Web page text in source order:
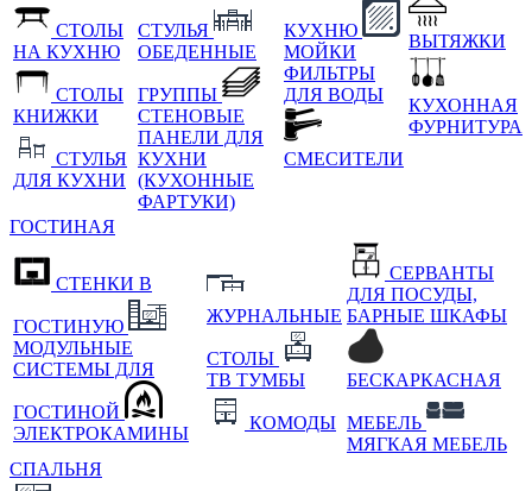
СТОЛЫ
НА КУХНЮ
СТОЛЫ
КНИЖКИ
СТУЛЬЯ
ДЛЯ КУХНИ
СТУЛЬЯ
ОБЕДЕННЫЕ
ГРУППЫ
СТЕНОВЫЕ
ПАНЕЛИ ДЛЯ
КУХНИ
(КУХОННЫЕ
ФАРТУКИ)
КУХНЮ
МОЙКИ
ФИЛЬТРЫ
ДЛЯ ВОДЫ
СМЕСИТЕЛИ
ВЫТЯЖКИ
КУХОННАЯ
ФУРНИТУРА
ГОСТИНАЯ
СТЕНКИ В
ГОСТИНУЮ
МОДУЛЬНЫЕ
СИСТЕМЫ ДЛЯ
ГОСТИНОЙ
ЭЛЕКТРОКАМИНЫ
ЖУРНАЛЬНЫЕ
СТОЛЫ
ТВ ТУМБЫ
КОМОДЫ
СЕРВАНТЫ
ДЛЯ ПОСУДЫ,
БАРНЫЕ ШКАФЫ
БЕСКАРКАСНАЯ
МЕБЕЛЬ
МЯГКАЯ МЕБЕЛЬ
СПАЛЬНЯ